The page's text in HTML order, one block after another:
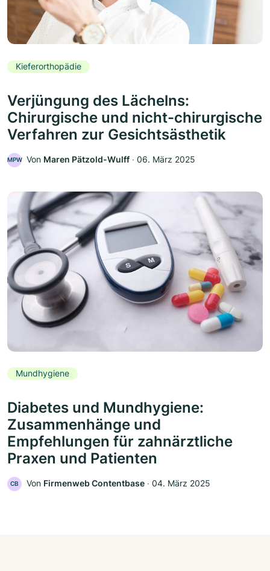
Kieferorthopädie
Verjüngung des Lächelns:
Chirurgische und nicht-chirurgische
Verfahren zur Gesichtsästhetik
MPW Von Maren Pätzold-Wulff ‧ 06. März 2025
Mundhygiene
Diabetes und Mundhygiene:
Zusammenhänge und
Empfehlungen für zahnärztliche
Praxen und Patienten
CB Von Firmenweb Contentbase ‧ 04. März 2025